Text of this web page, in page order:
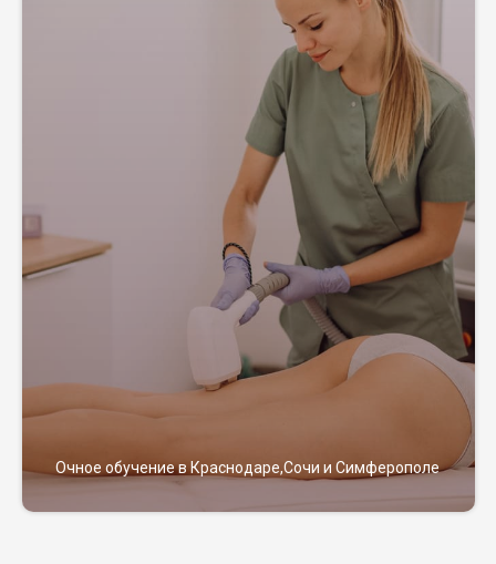
Очное обучение в Краснодаре,Сочи и Симферополе